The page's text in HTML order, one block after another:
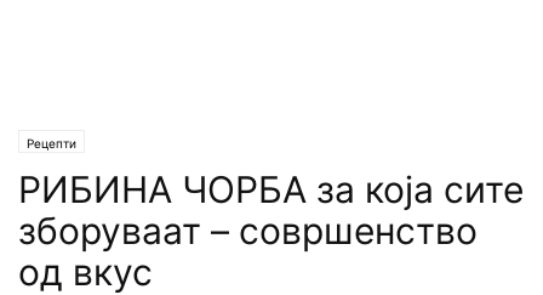
Рецепти
РИБИНА ЧОРБА за која сите
зборуваат – совршенство
од вкус